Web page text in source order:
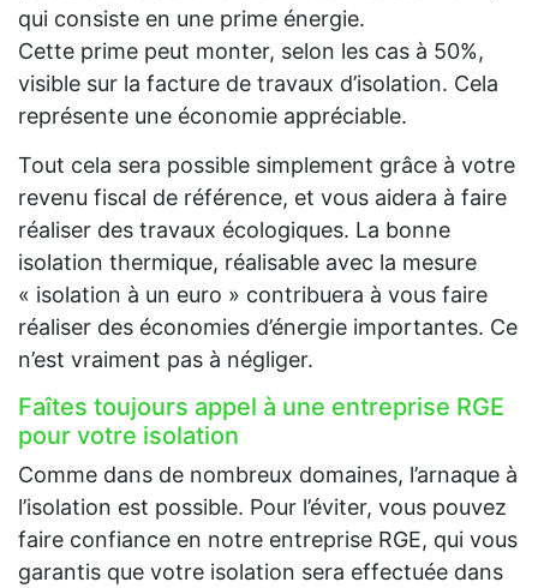
qui consiste en une prime énergie.
Cette prime peut monter, selon les cas à 50%,
visible sur la facture de travaux d’isolation. Cela
représente une économie appréciable.
Tout cela sera possible simplement grâce à votre
revenu fiscal de référence, et vous aidera à faire
réaliser des travaux écologiques. La bonne
isolation thermique, réalisable avec la mesure
« isolation à un euro » contribuera à vous faire
réaliser des économies d’énergie importantes. Ce
n’est vraiment pas à négliger.
Faîtes toujours appel à une entreprise RGE
pour votre isolation
Comme dans de nombreux domaines, l’arnaque à
l’isolation est possible. Pour l’éviter, vous pouvez
faire confiance en notre entreprise RGE, qui vous
garantis que votre isolation sera effectuée dans